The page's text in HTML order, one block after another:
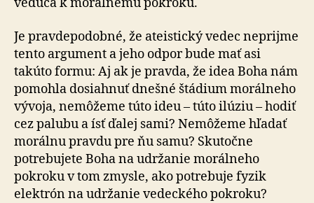
Je pravdepodobné, že ateistický vedec neprijme
tento argument a jeho odpor bude mať asi
takúto formu: Aj ak je pravda, že idea Boha nám
pomohla dosiahnuť dnešné štádium morálneho
vývoja, nemôžeme túto ideu – túto ilúziu – hodiť
cez palubu a ísť ďalej sami? Nemôžeme hľadať
morálnu pravdu pre ňu samu? Skutočne
potrebujete Boha na udržanie morálneho
pokroku v tom zmysle, ako potrebuje fyzik
elektrón na udržanie vedeckého pokroku?